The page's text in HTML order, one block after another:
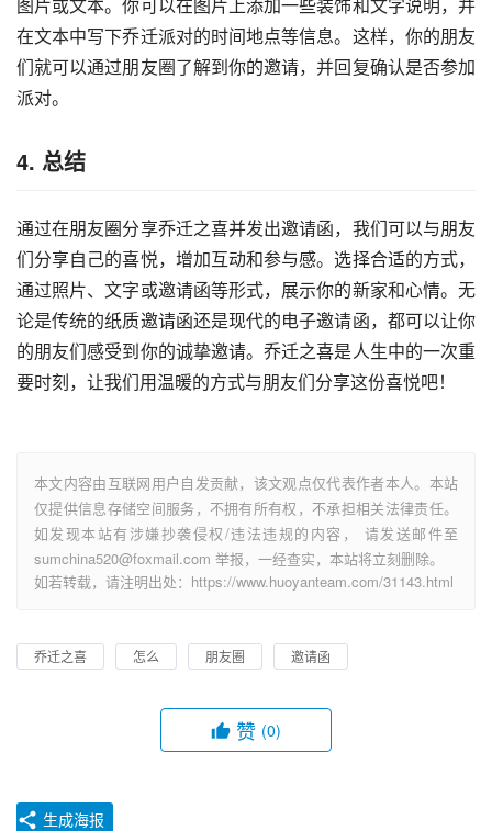
在文本中写下乔迁派对的时间地点等信息。这样，你的朋友
们就可以通过朋友圈了解到你的邀请，并回复确认是否参加
派对。
4. 总结
通过在朋友圈分享乔迁之喜并发出邀请函，我们可以与朋友
们分享自己的喜悦，增加互动和参与感。选择合适的方式，
通过照片、文字或邀请函等形式，展示你的新家和心情。无
论是传统的纸质邀请函还是现代的电子邀请函，都可以让你
的朋友们感受到你的诚挚邀请。乔迁之喜是人生中的一次重
要时刻，让我们用温暖的方式与朋友们分享这份喜悦吧！
本文内容由互联网用户自发贡献，该文观点仅代表作者本人。本站
仅提供信息存储空间服务，不拥有所有权，不承担相关法律责任。
如发现本站有涉嫌抄袭侵权/违法违规的内容， 请发送邮件至
sumchina520@foxmail.com 举报，一经查实，本站将立刻删除。
如若转载，请注明出处：https://www.huoyanteam.com/31143.html
乔迁之喜 怎么 朋友圈 邀请函
赞 (0)
生成海报